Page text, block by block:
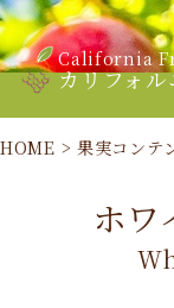
California
カリフォ
HOME > 果実コンテ
ホワ